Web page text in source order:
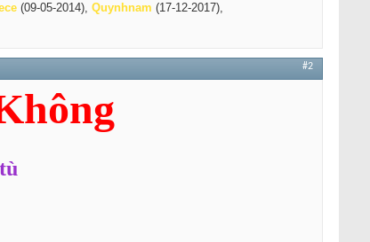
(09-05-2014), Quynhnam (17-12-2017),
#2